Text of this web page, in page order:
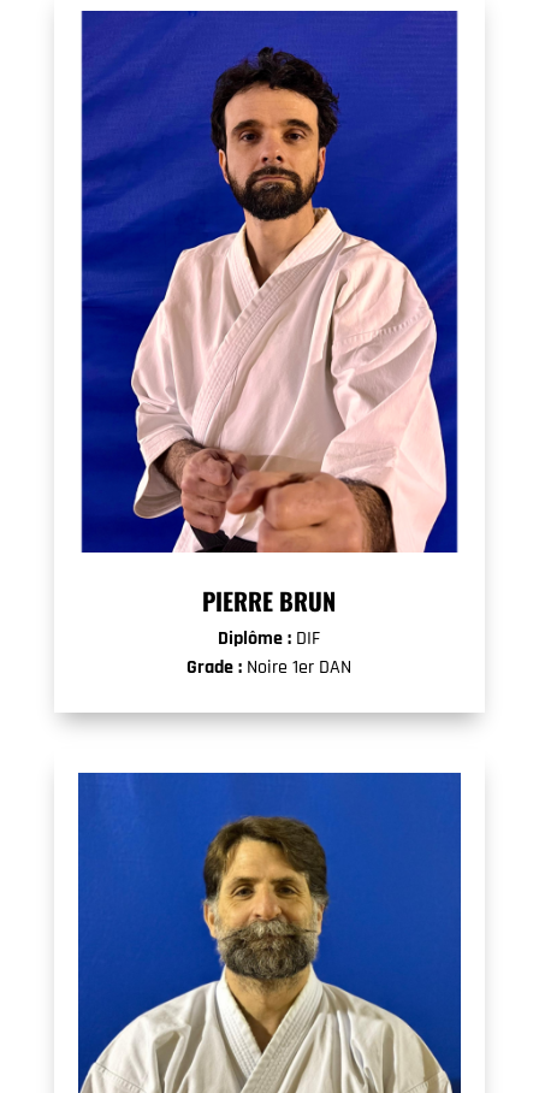
PIERRE BRUN
Diplôme : DIF
Grade : Noire 1er DAN